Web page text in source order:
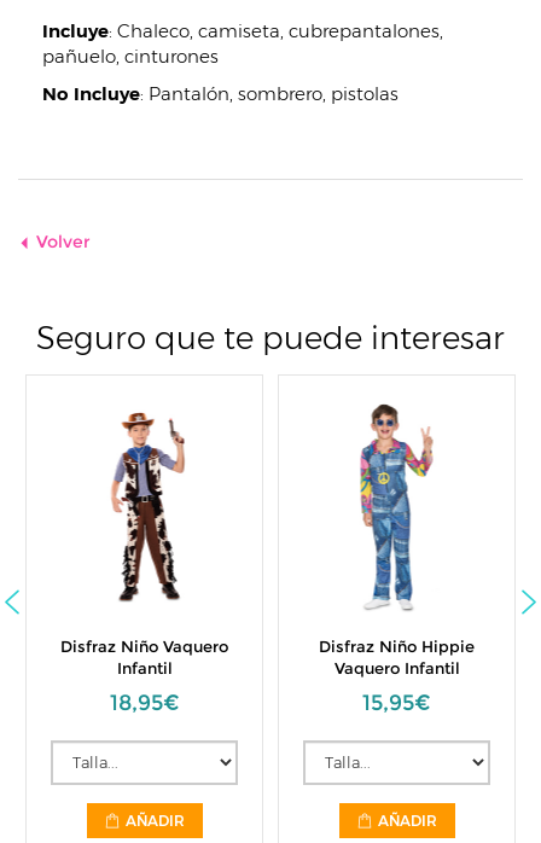
Incluye: Chaleco, camiseta, cubrepantalones,
pañuelo, cinturones
No Incluye: Pantalón, sombrero, pistolas
Volver
Seguro que te puede interesar
Disfraz Niño Vaquero
Infantil
18,95€
AÑADIR
Disfraz Niño Hippie
Vaquero Infantil
15,95€
AÑADIR